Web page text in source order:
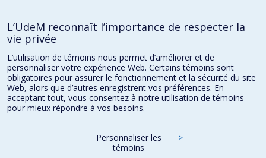
Confidentialité Conditions d’utilisation Paramètres des témoins
L’UdeM reconnaît l’importance de respecter la
vie privée
L’utilisation de témoins nous permet d’améliorer et de
personnaliser votre expérience Web. Certains témoins sont
obligatoires pour assurer le fonctionnement et la sécurité du site
Web, alors que d’autres enregistrent vos préférences. En
acceptant tout, vous consentez à notre utilisation de témoins
pour mieux répondre à vos besoins.
Personnaliser les
témoins
>